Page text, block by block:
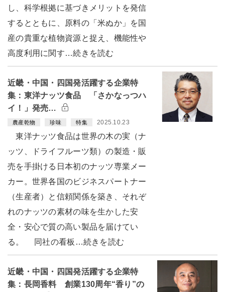
し、科学根拠に基づきメリットを発信
するとともに、原料の「米ぬか」を国
産の貴重な植物資源と捉え、機能性や
高度利用に関す…続きを読む
近畿・中国・四国発活躍する企業特
集：東洋ナッツ食品 「さかなっつハ
イ！」発売…
農産乾物 珍味 特集 2025.10.23
東洋ナッツ食品は世界の木の実（ナ
ッツ、ドライフルーツ類）の製造・販
売を手掛ける日本初のナッツ専業メー
カー。世界各国のビジネスパートナー
（生産者）と信頼関係を築き、それぞ
れのナッツの素材の味を生かした安
全・安心で質の高い製品を届けてい
る。 同社の看板…続きを読む
近畿・中国・四国発活躍する企業特
集：長岡香料 創業130周年“香り”の